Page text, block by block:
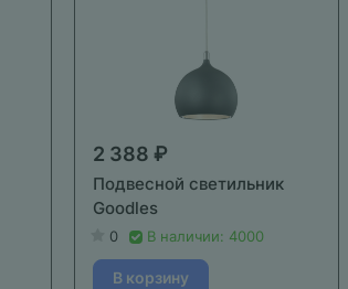
2 388 ₽
Подвесной светильник
Goodles
0 В наличии: 4000
В корзину